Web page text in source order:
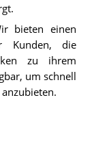
bieten einen
Kunden, die
zu ihrem
um schnell